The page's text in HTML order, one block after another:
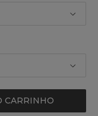
CARRINHO